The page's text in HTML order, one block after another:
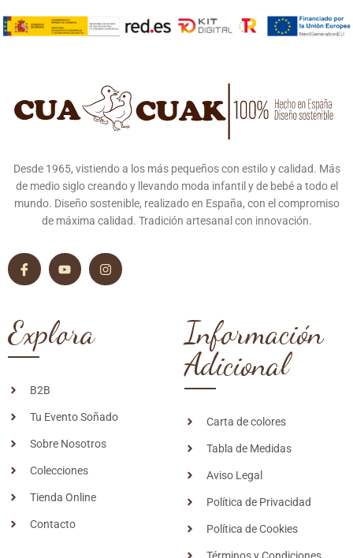
Desde 1965, vistiendo a los más pequeños con estilo y calidad. Más
de medio siglo creando y llevando moda infantil y de bebé a todo el
mundo. Diseño sostenible, realizado en España, con el compromiso
de máxima calidad. Tradición artesanal con innovación.
Explora
B2B
Tu Evento Soñado
Sobre Nosotros
Colecciones
Tienda Online
Contacto
Información
Adicional
Carta de colores
Tabla de Medidas
Aviso Legal
Política de Privacidad
Política de Cookies